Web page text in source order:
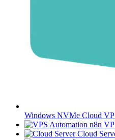
Windows NVMe Cloud
Cloud